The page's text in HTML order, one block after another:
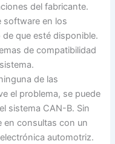
del fabricante.
software en los
que esté disponible.
de compatibilidad
de las
el problema, se puede
sistema CAN-B. Sin
en consultas con un
automotriz.